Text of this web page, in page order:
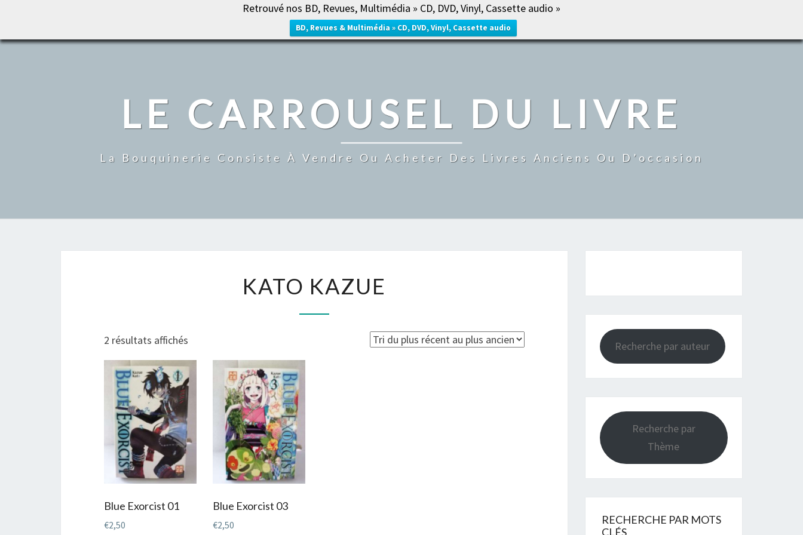
Retrouvé nos BD, Revues, Multimédia » CD, DVD, Vinyl, Cassette audio »
BD, Revues & Multimédia » CD, DVD, Vinyl, Cassette audio
ACCUEIL
LE CARROUSEL DU LIVRE
La Bouquinerie Consiste À Vendre Ou Acheter Des Livres Anciens Ou D’occasion
KAZUE
KATO KAZUE
2 résultats affichés
du
plus
récent
au
ancien
Blue Exorcist 01
€2,50
Blue Exorcist 03
€2,50
Recherche par auteur
Recherche par
Thème
RECHERCHE PAR MOTS
CLÉS